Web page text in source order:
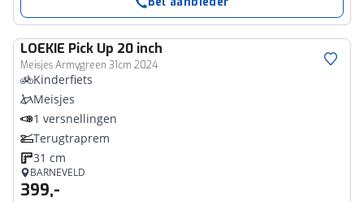
LOEKIE Pick Up 20 inch
Meisjes Armygreen 31cm 2024
Kinderfiets
Meisjes
1 versnellingen
Terugtraprem
31 cm
BARNEVELD
399,-